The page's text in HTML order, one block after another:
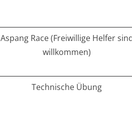
Aspang Race (Freiwillige Helfer
willkommen)
Technische Übung